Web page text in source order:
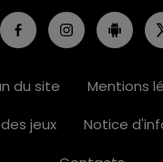
du site
Mentions
jeux
Notice